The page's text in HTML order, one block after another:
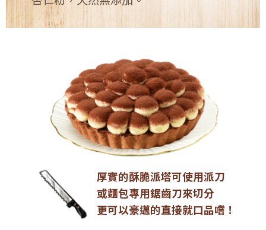
厚實的酥脆派塔可使用派刀
或麵包專用鋸齒刀來切分
更可以豪邁的直接就口品嚐！